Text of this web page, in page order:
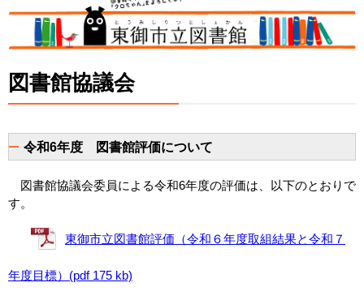
図書館協議会
令和6年度 図書館評価について
図書館協議会委員による令和6年度の評価は、以下のとおりで
す。
東御市立図書館評価（令和６年度取組結果と令和７
年度目標）(pdf 175 kb)